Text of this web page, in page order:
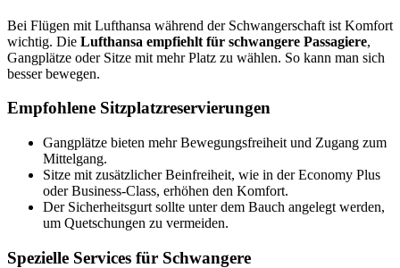
Bei Flügen mit Lufthansa während der Schwangerschaft ist Komfort
wichtig. Die Lufthansa empfiehlt für schwangere Passagiere,
Gangplätze oder Sitze mit mehr Platz zu wählen. So kann man sich
besser bewegen.
Empfohlene Sitzplatzreservierungen
Gangplätze bieten mehr Bewegungsfreiheit und Zugang zum
Mittelgang.
Sitze mit zusätzlicher Beinfreiheit, wie in der Economy Plus
oder Business-Class, erhöhen den Komfort.
Der Sicherheitsgurt sollte unter dem Bauch angelegt werden,
um Quetschungen zu vermeiden.
Spezielle Services für Schwangere